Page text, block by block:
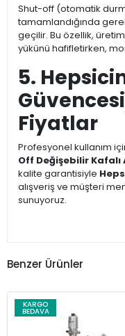
Shut-off (otomatik
tamamlandığında
geçilir. Bu özellik,
yükünü hafifletirken,
5.
Fiyatlar
Profesyonel kullanım
Off Değişebilir Kafalı
kalite garantisiyle
alışveriş ve müşteri
sunuyoruz.
Benzer Ürünler
KARGO
BEDAVA